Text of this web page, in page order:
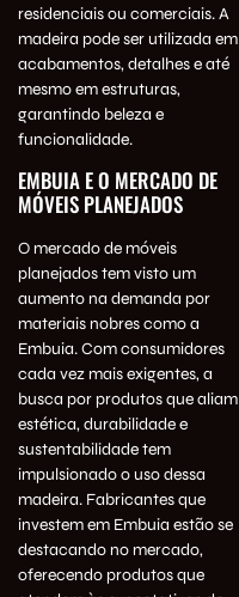
residenciais ou comerciais. A
madeira pode ser utilizada em
acabamentos, detalhes e até
mesmo em estruturas,
garantindo beleza e
funcionalidade.
EMBUIA E O MERCADO DE
MÓVEIS PLANEJADOS
O mercado de móveis
planejados tem visto um
aumento na demanda por
materiais nobres como a
Embuia. Com consumidores
cada vez mais exigentes, a
busca por produtos que aliam
estética, durabilidade e
sustentabilidade tem
impulsionado o uso dessa
madeira. Fabricantes que
investem em Embuia estão se
destacando no mercado,
oferecendo produtos que